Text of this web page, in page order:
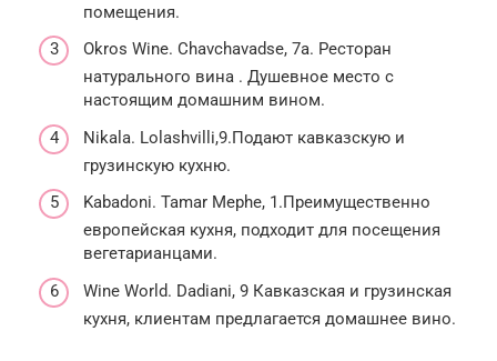
помещения.
Okros Wine. Chavchavadse, 7a. Ресторан
натурального вина . Душевное место с
настоящим домашним вином.
Nikala. Lolashvilli,9.Подают кавказскую и
грузинскую кухню.
Kabadoni. Tamar Mephe, 1.Преимущественно
европейская кухня, подходит для посещения
вегетарианцами.
Wine World. Dadiani, 9 Кавказская и грузинская
кухня, клиентам предлагается домашнее вино.